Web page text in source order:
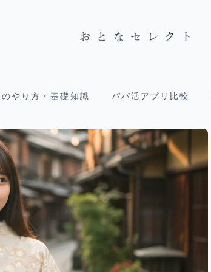
やり方・基礎知識 パパ活アプリ比較